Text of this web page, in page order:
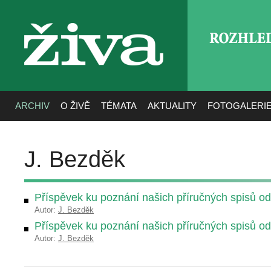
živa
ARCHIV O ŽIVĚ TÉMATA AKTUALITY
J. Bezděk
Příspěvek ku poznání našich příručných spisů
Autor: J. Bezděk
Příspěvek ku poznání našich příručných spisů
Autor: J. Bezděk